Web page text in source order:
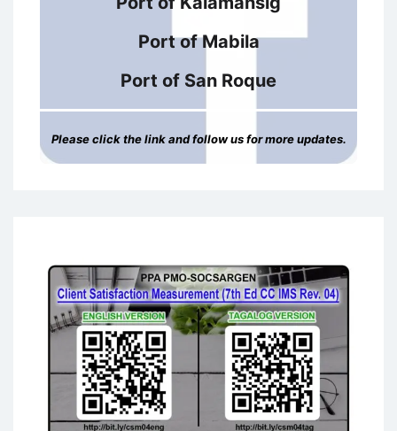
Port of Mabila
Port of San Roque
Please click the link and follow us for more updates.